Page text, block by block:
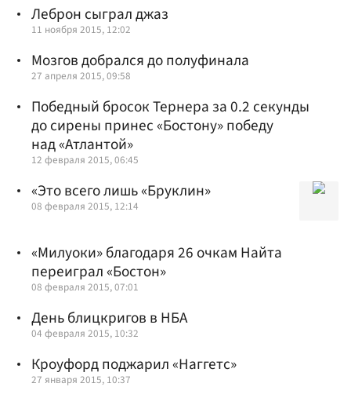
Леброн сыграл джаз
11 ноября 2015, 12:02
Мозгов добрался до полуфинала
27 апреля 2015, 09:58
Победный бросок Тернера за 0.2 секунды
до сирены принес «Бостону» победу
над «Атлантой»
12 февраля 2015, 06:45
«Это всего лишь «Бруклин»
08 февраля 2015, 12:14
«Милуоки» благодаря 26 очкам Найта
переиграл «Бостон»
08 февраля 2015, 07:01
День блицкригов в НБА
04 февраля 2015, 10:32
Кроуфорд поджарил «Наггетс»
27 января 2015, 10:37